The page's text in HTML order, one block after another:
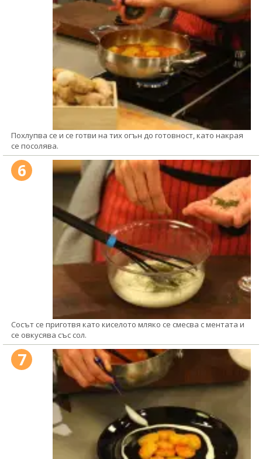
Похлупва се и се готви на тих огън до готовност, като накрая
се посолява.
6
Сосът се приготвя като киселото мляко се смесва с ментата и
се овкусява със сол.
7